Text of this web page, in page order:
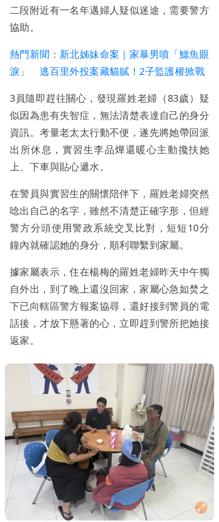
二段附近有一名年邁婦人疑似迷途，需要警方
協助。
熱門新聞：新北姊妹命案｜家暴男噴「鱷魚眼
淚」 逃百里外投案藏貓膩！2子監護權掀戰
3員隨即趕往關心，發現羅姓老婦（83歲）疑
似因為患有失智症，無法清楚表達自己的身分
資訊。考量老太太行動不便，遂先將她帶回派
出所休息，實習生李品燁還暖心主動攙扶她
上、下車與貼心遞水。
在警員與實習生的關懷陪伴下，羅姓老婦突然
唸出自己的名字，雖然不清楚正確字形，但經
警方分頭使用警政系統交叉比對，短短10分
鐘內就確認她的身分，順利聯繫到家屬。
據家屬表示，住在楊梅的羅姓老婦昨天中午獨
自外出，到了晚上還沒回家，家屬心急如焚之
下已向轄區警方報案協尋，還好接到警員的電
話後，才放下懸著的心，立即趕到警所把她接
返家。